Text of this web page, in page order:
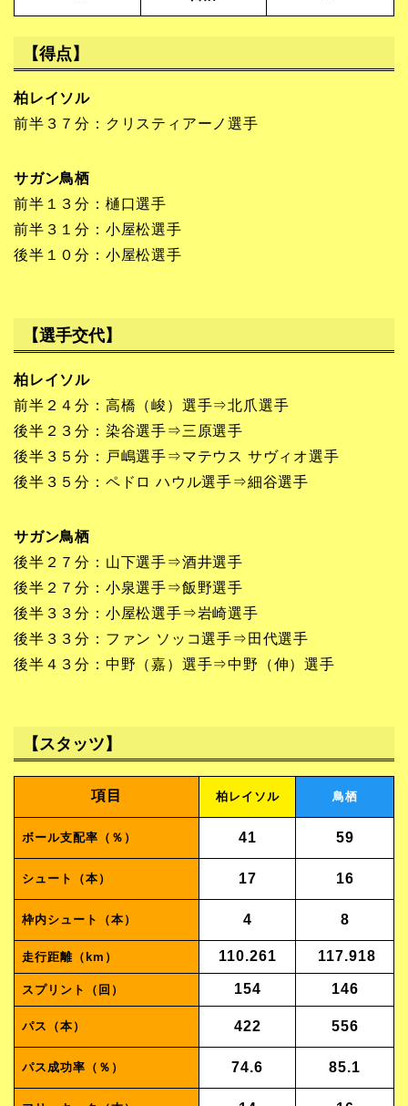
【得点】
柏レイソル
前半３７分：クリスティアーノ選手
サガン鳥栖
前半１３分：樋口選手
前半３１分：小屋松選手
後半１０分：小屋松選手
【選手交代】
柏レイソル
前半２４分：高橋（峻）選手⇒北爪選手
後半２３分：染谷選手⇒三原選手
後半３５分：戸嶋選手⇒マテウス サヴィオ選手
後半３５分：ペドロ ハウル選手⇒細谷選手
サガン鳥栖
後半２７分：山下選手⇒酒井選手
後半２７分：小泉選手⇒飯野選手
後半３３分：小屋松選手⇒岩崎選手
後半３３分：ファン ソッコ選手⇒田代選手
後半４３分：中野（嘉）選手⇒中野（伸）選手
【スタッツ】
項目 柏レイソル 鳥栖
ボール支配率（％） 41 59
シュート（本） 17 16
枠内シュート（本） 4 8
走行距離（km） 110.261 117.918
スプリント（回） 154 146
パス（本） 422 556
パス成功率（％） 74.6 85.1